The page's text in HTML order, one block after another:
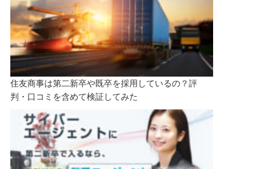
住友商事は第二新卒や既卒を採用しているの？評
判・口コミを含めて検証してみた